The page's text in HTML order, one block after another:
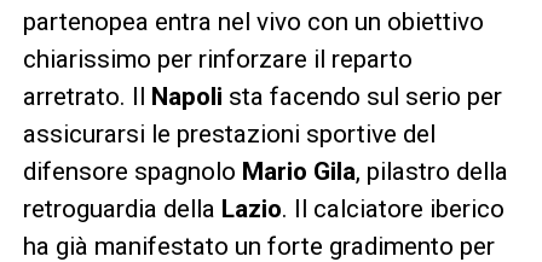
partenopea entra nel vivo con un obiettivo
chiarissimo per rinforzare il reparto
arretrato. Il Napoli sta facendo sul serio per
assicurarsi le prestazioni sportive del
difensore spagnolo Mario Gila, pilastro della
retroguardia della Lazio. Il calciatore iberico
ha già manifestato un forte gradimento per